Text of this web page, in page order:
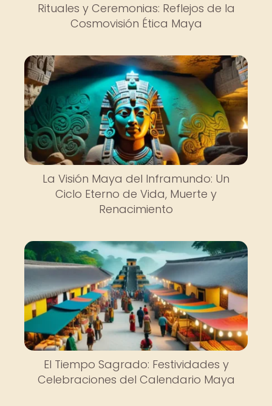
Rituales y Ceremonias: Reflejos de la
Cosmovisión Ética Maya
La Visión Maya del Inframundo: Un
Ciclo Eterno de Vida, Muerte y
Renacimiento
El Tiempo Sagrado: Festividades y
Celebraciones del Calendario Maya